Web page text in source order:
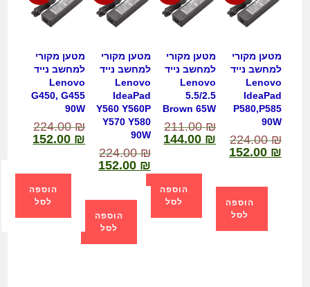
מטען מקורי
למחשב נייד
Lenovo
IdeaPad
P580,P585
90W
224.00₪
152.00 ₪
הוספה
לסל
מטען מקורי
למחשב נייד
Lenovo
5.5/2.5
Brown 65W
211.00₪
144.00 ₪
הוספה
לסל
מטען מקורי
למחשב נייד
Lenovo
IdeaPad
Y560 Y560P
Y570 Y580
90W
224.00₪
152.00 ₪
הוספה
לסל
מטען מקורי
למחשב נייד
Lenovo
G450, G455
90W
224.00₪
152.00 ₪
הוספה
לסל